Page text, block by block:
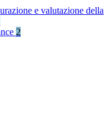
e valutazione della
2